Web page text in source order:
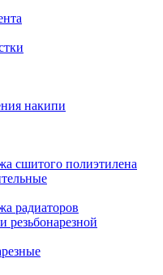
накипи
сшитого полиэтилена
радиаторов
резьбонарезной